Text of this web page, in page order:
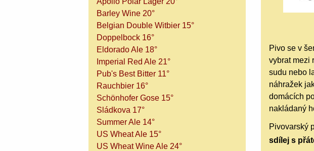
Barley Wine 20°
Belgian Double Witbier 15°
Doppelbock 16°
Eldorado Ale 18°
Imperial Red Ale 21°
Pub's Best Bitter 11°
Rauchbier 16°
Schönhofer Gose 15°
Sládkova 17°
Summer Ale 14°
US Wheat Ale 15°
US Wheat Wine Ale 24°
Pivo se v
vybrat mezi
sudu nebo
náhražek
domácích
nakládaný
Pivovarský
sdílej s